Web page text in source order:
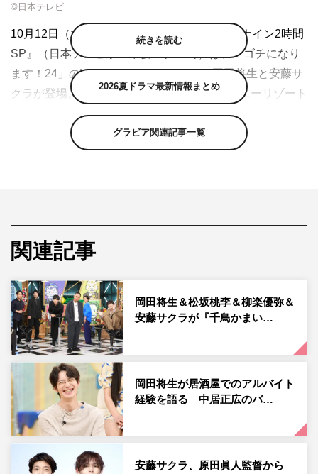
©日本テレビ
10月12日（木）放送の『ぐるぐるナインティナイン2時間
SP』（日本テレビ系 午後7時～9時）は、「ゴチになり
ます！24」のVIPチャレンジャーとして岡田将生と安藤サ
クラが登場。今年40周年を迎えた東京ディズニーリゾート
®︎で6年ぶりのゴチ2時間スペシャルを送る。
いきなり2人1組でアトラクション「ベイマックスのハッピ
チメンバーそろってのディズニーロケに早くもメンバーは
大興奮。
ズニー大好き！」という増田貴久が、「一番喜んでもらえ
る」と、ディズニーにまつわるあるモノを知り合いの誕生
日にプレゼントしていると告白。安藤は、父・奥田瑛二、
母・安藤和津がディズニー好きということで、「家族みん
なで必ず行ってた」「父はディズニー来ると必ず泣いちゃ
う」と家族のエピソードを語ると、矢部がかつてディズニ
ートークで奥田に怒られたというエピソードを明かす。
岡村隆史は、ついに愛する家族とディズニーデビューした
続きを読む
2026夏ドラマ最新情報まとめ
グラビア関連記事一覧
関連記事
岡田将生＆松坂桃李＆柳楽優弥＆
安藤サクラが『千鳥かまい…
岡田将生が居酒屋でのアルバイト
経験を語る 中居正広のバ…
安藤サクラ、原田眞人監督から